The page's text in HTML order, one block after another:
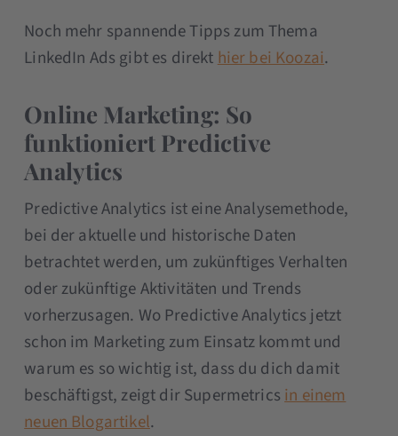
Noch mehr spannende Tipps zum Thema
LinkedIn Ads gibt es direkthier bei Koozai.
Online Marketing: So
funktioniert Predictive
Analytics
Predictive Analytics ist eine Analysemethode,
bei der aktuelle und historische Daten
betrachtet werden, um zukünftiges Verhalten
oder zukünftige Aktivitäten und Trends
vorherzusagen. Wo Predictive Analytics jetzt
schon im Marketing zum Einsatz kommt und
warum es so wichtig ist, dass du dich damit
beschäftigst, zeigt dir Supermetricsin einem
neuen Blogartikel.